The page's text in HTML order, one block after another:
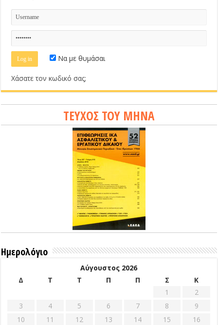
Να με θυμάσαι
Χάσατε τον κωδικό σας;
ΤΕΥΧΟΣ ΤΟΥ ΜΗΝΑ
Ημερολόγιο
Αύγουστος 2026
Δ
Τ Τ Π Π Σ
Κ
1
2
3
4 5 6 7 8
9
10
11 12 13 14 15
16